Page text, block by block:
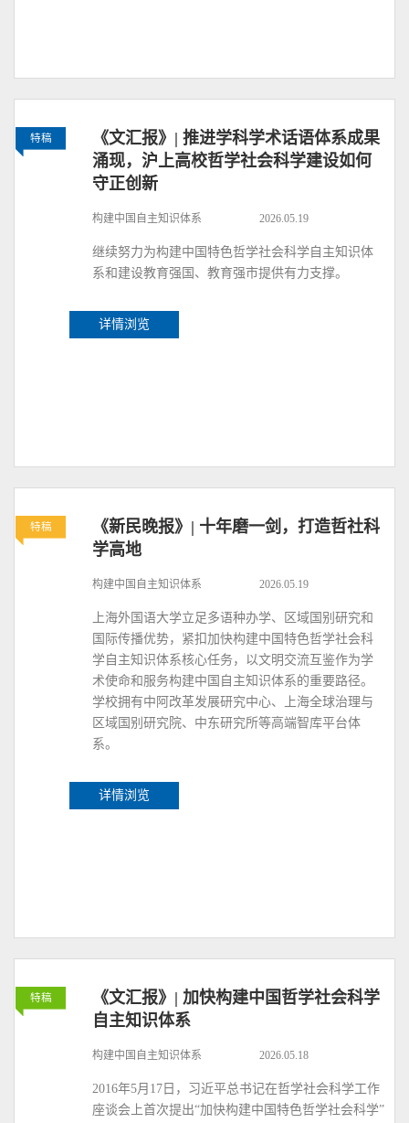
特稿
《文汇报》| 推进学科学术话语体系成果
涌现，沪上高校哲学社会科学建设如何
守正创新
构建中国自主知识体系 2026.05.19
继续努力为构建中国特色哲学社会科学自主知识体
系和建设教育强国、教育强市提供有力支撑。
详情浏览
特稿
《新民晚报》| 十年磨一剑，打造哲社科
学高地
构建中国自主知识体系 2026.05.19
上海外国语大学立足多语种办学、区域国别研究和
国际传播优势，紧扣加快构建中国特色哲学社会科
学自主知识体系核心任务，以文明交流互鉴作为学
术使命和服务构建中国自主知识体系的重要路径。
学校拥有中阿改革发展研究中心、上海全球治理与
区域国别研究院、中东研究所等高端智库平台体
系。
详情浏览
特稿
《文汇报》| 加快构建中国哲学社会科学
自主知识体系
构建中国自主知识体系 2026.05.18
2016年5月17日，习近平总书记在哲学社会科学工作
座谈会上首次提出“加快构建中国特色哲学社会科学”